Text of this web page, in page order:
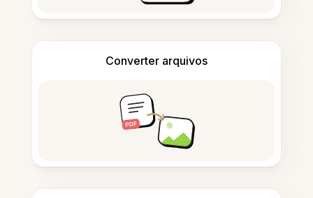
Converter arquivos